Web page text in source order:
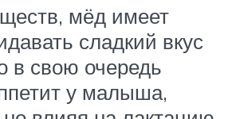
мёд имеет
сладкий вкус
в свою очередь
у малыша,